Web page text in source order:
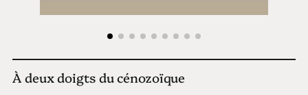
À deux doigts du cénozoïque